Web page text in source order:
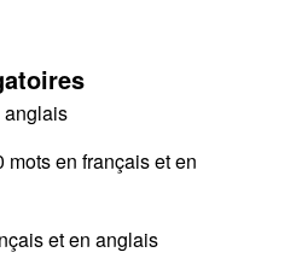
anglais
en français et en
et en anglais